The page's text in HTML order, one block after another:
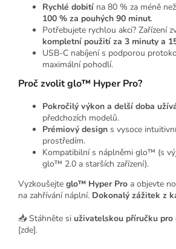
Rychlé dobití na 80 % za méně
100 % za pouhých 90 minut.
Potřebujete rychlou akci? Zařízení
kompletní použití za 3 minuty a
USB-C nabíjení s podporou
maximální pohodlí.
Proč zvolit glo™ Hyper Pro?
Pokročilý výkon a delší doba
předchozích modelů.
Prémiový design s vysoce
prostředím.
Kompatibilní s náplněmi glo™ (s
glo™ 2.0 a starších zařízení).
Vyzkoušejte glo™ Hyper Pro a objevte
na zahřívání náplní. Dokonalý zážitek z
📥 Stáhněte si uživatelskou příručku
[zde].